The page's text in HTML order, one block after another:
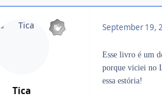
Tica
September 19,
Esse livro é um
porque viciei no
essa estória!